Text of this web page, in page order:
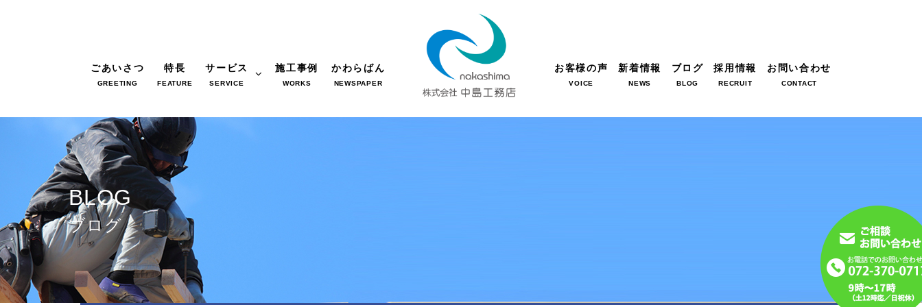
ごあいさつ
GREETING
特長
FEATURE
サービス
SERVICE
施工事例
WORKS
かわらばん
NEWSPAPER
お客様の声
VOICE
新着情報
NEWS
ブログ
BLOG
採用情報
RECRUIT
お問い合わせ
CONTACT
BLOG
ブログ